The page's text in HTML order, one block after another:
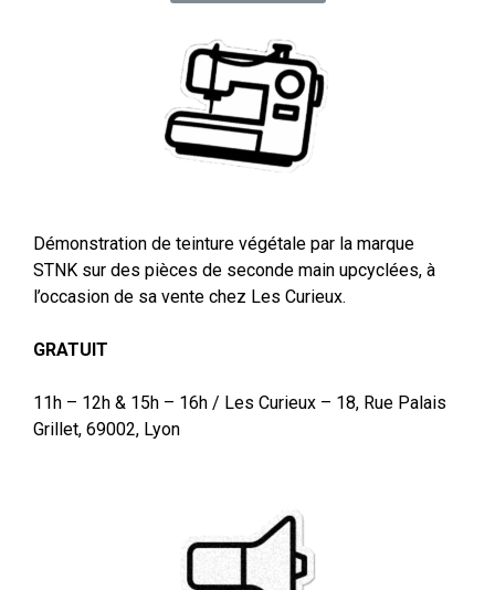
Démonstration de teinture végétale par la marque
STNK sur des pièces de seconde main upcyclées, à
l’occasion de sa vente chez Les Curieux.
GRATUIT
11h – 12h & 15h – 16h / Les Curieux – 18, Rue Palais
Grillet, 69002, Lyon